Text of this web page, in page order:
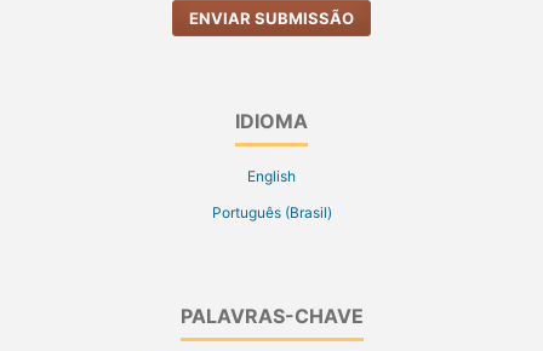
ENVIAR SUBMISSÃO
IDIOMA
English
Português (Brasil)
PALAVRAS-CHAVE